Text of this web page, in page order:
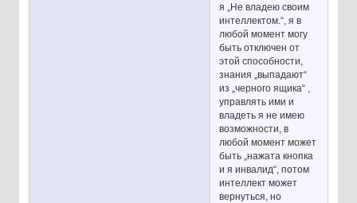
я „Не владею своим
интеллектом.“, я в
любой момент могу
быть отключен от
этой способности,
знания „выпадают“
из „черного ящика“ ,
управлять ими и
владеть я не имею
возможности, в
любой момент может
быть „нажата кнопка
и я инвалид“, потом
интеллект может
вернуться, но